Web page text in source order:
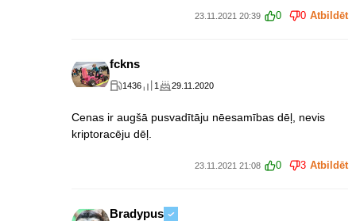
23.11.2021 20:39 0 0 Atbildēt
fckns
1436 1 29.11.2020
Cenas ir augšā pusvadītāju nēesamības dēļ, nevis
kriptoracēju dēļ.
23.11.2021 21:08 0 3 Atbildēt
Bradypus